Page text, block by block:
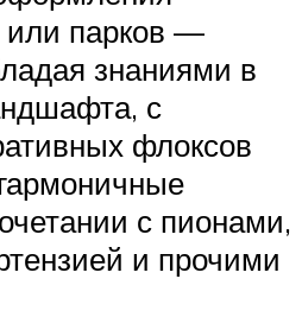
парков —
знаниями в
с
флоксов
с пионами,
и прочими